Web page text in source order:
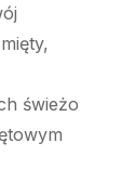
świeżo